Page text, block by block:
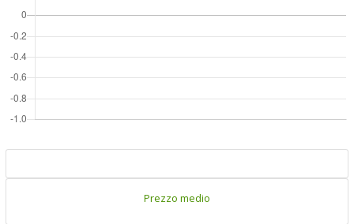
Prezzo medio